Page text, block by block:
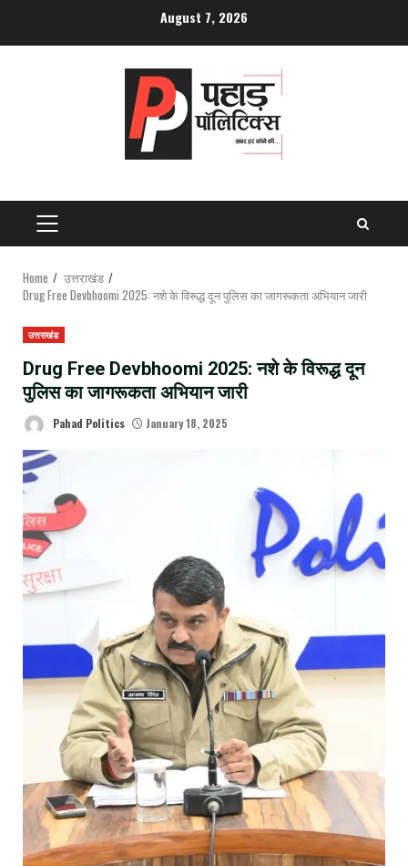
August 7, 2026
PRIMARY
MENU
Home
उत्तराखंड
Drug Free Devbhoomi 2025: नशे के विरूद्ध दून पुलिस का जागरूकता अभियान जारी
उत्तराखंड
Drug Free Devbhoomi 2025: नशे के विरूद्ध दून
पुलिस का जागरूकता अभियान जारी
Pahad Politics January 18, 2025